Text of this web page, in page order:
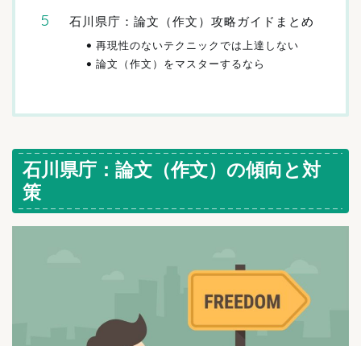
石川県庁：論文（作文）攻略ガイドまとめ
再現性のないテクニックでは上達しない
論文（作文）をマスターするなら
石川県庁：論文（作文）の傾向と対
策